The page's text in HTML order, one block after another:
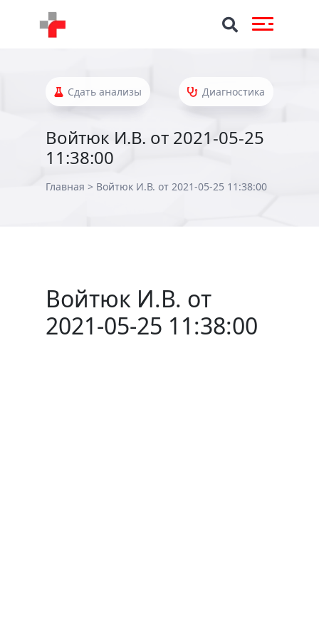
Сдать анализы Диагностика
Войтюк И.В. от 2021-05-25
11:38:00
Главная > Войтюк И.В. от 2021-05-25 11:38:00
Войтюк И.В. от
2021-05-25 11:38:00